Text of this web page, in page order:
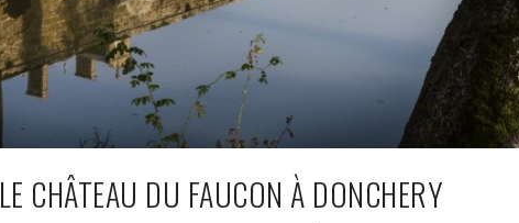
LE CHÂTEAU DU FAUCON À DONCHERY